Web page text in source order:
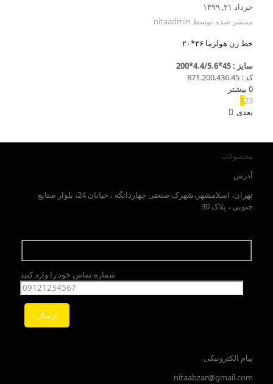
خرداد ۲۱, ۱۳۹۹
منتشر شده توسط nitaadmin
خط زن هولزما ۳۶*۲۰
سایز : 45*4.4/5.6*200
کد : 871.200.436.45
0 بیشتر
123
بعدی
محصولات
آدرس
تهران، اسلامشهر،شهرک صنعتی چهاردانگه ، خیابان 24، بلوار صنایع
جنوبی ، پلاک 30
شماره تماس خود را وارد کنید
پیام الکترونیکی
nitaabzar@gmail.com